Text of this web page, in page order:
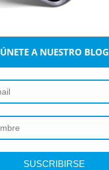
ÚNETE A NUESTRO BLOG